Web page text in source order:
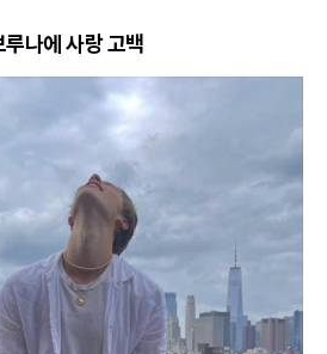
나에 사랑 고백